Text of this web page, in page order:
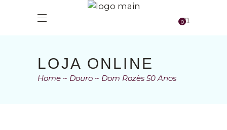
0
LOJA ONLINE
Home Douro Dom Rozès 50 Anos